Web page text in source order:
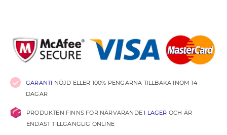
GARANTI NÖJD ELLER 100% PENGARNA TILLBAKA INOM 14
DAGAR
PRODUKTEN FINNS FÖR NÄRVARANDE I LAGER OCH ÄR
ENDAST TILLGÄNGLIG ONLINE